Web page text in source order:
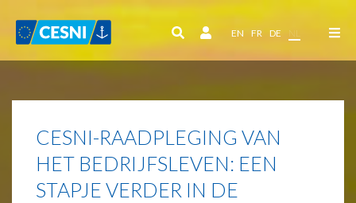
EN FR DE NL
CESNI-RAADPLEGING VAN
HET BEDRIJFSLEVEN: EEN
STAPJE VERDER IN DE